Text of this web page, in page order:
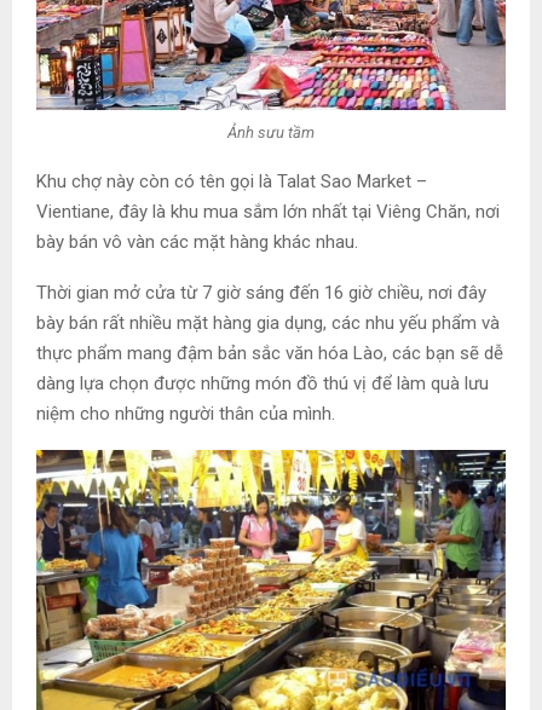
Ảnh sưu tầm
Khu chợ này còn có tên gọi là Talat Sao Market –
Vientiane, đây là khu mua sắm lớn nhất tại Viêng Chăn, nơi
bày bán vô vàn các mặt hàng khác nhau.
Thời gian mở cửa từ 7 giờ sáng đến 16 giờ chiều, nơi đây
bày bán rất nhiều mặt hàng gia dụng, các nhu yếu phẩm và
thực phẩm mang đậm bản sắc văn hóa Lào, các bạn sẽ dễ
dàng lựa chọn được những món đồ thú vị để làm quà lưu
niệm cho những người thân của mình.